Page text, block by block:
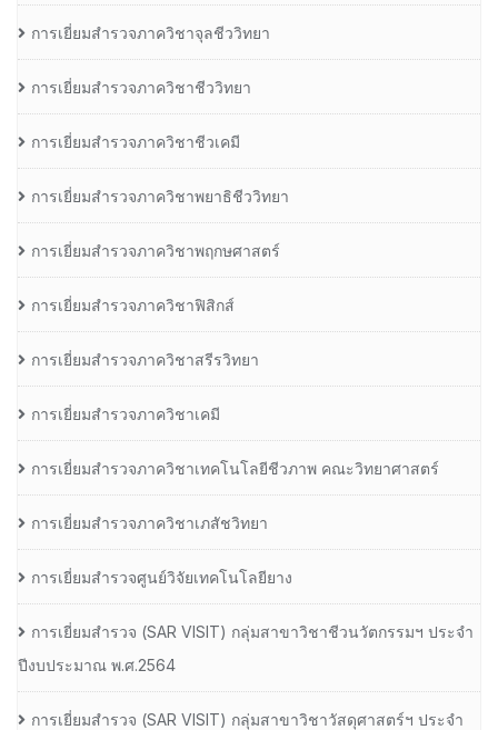
การเยี่ยมสำรวจภาควิชาจุลชีววิทยา
การเยี่ยมสำรวจภาควิชาชีววิทยา
การเยี่ยมสำรวจภาควิชาชีวเคมี
การเยี่ยมสำรวจภาควิชาพยาธิชีววิทยา
การเยี่ยมสำรวจภาควิชาพฤกษศาสตร์
การเยี่ยมสำรวจภาควิชาฟิสิกส์
การเยี่ยมสำรวจภาควิชาสรีรวิทยา
การเยี่ยมสำรวจภาควิชาเคมี
การเยี่ยมสำรวจภาควิชาเทคโนโลยีชีวภาพ คณะวิทยาศาสตร์
การเยี่ยมสำรวจภาควิชาเภสัชวิทยา
การเยี่ยมสำรวจศูนย์วิจัยเทคโนโลยียาง
การเยี่ยมสํารวจ (SAR VISIT) กลุ่มสาขาวิชาชีวนวัตกรรมฯ ประจํา
ปีงบประมาณ พ.ศ.2564
การเยี่ยมสํารวจ (SAR VISIT) กลุ่มสาขาวิชาวัสดุศาสตร์ฯ ประจํา